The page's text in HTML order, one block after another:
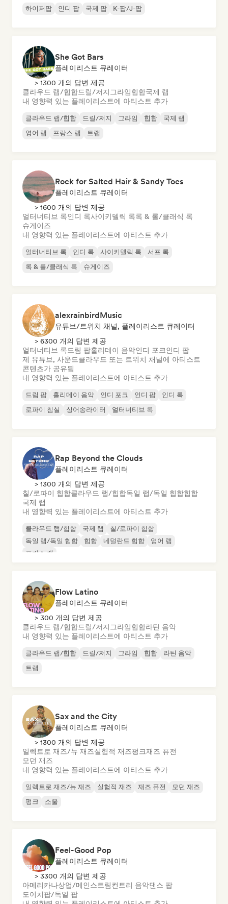
하이퍼팝
인디 팝 국제 팝 K-팝/J-팝
She Got Bars
플레이리스트 큐레이터
> 1300 개의 답변 제공
클라우드 랩/힙합드릴/저지 그라임힙합국제 랩
내 영향력 있는 플레이리스트에 아티스트 추가
클라우드 랩/힙합 드릴/저지 그라임 힙합
국제 랩
영어 랩
프랑스 랩 트랩
Rock for Salted Hair & Sandy Toes
플레이리스트 큐레이터
> 1600 개의 답변 제공
얼터너티브 록인디 록사이키델릭 록록 & 롤/클래식 록
슈게이즈
내 영향력 있는 플레이리스트에 아티스트 추가
얼터너티브 록 인디 록 사이키델릭 록
서프 록
록 & 롤/클래식 록
슈게이즈
alexrainbirdMusic
유튜브/트위치 채널, 플레이리스트 큐레이터
> 6300 개의 답변 제공
얼터너티브 록드림 팝홀리데이 음악인디 포크인디 팝
제 유튜브, 사운드클라우드 또는 트위치 채널에 아티스트
콘텐츠가 공유됨
내 영향력 있는 플레이리스트에 아티스트 추가
드림 팝 홀리데이 음악 인디 포크 인디 팝
인디 록
로파이 침실
싱어송라이터 얼터너티브 록
Rap Beyond the Clouds
플레이리스트 큐레이터
> 1300 개의 답변 제공
칠/로파이 힙합클라우드 랩/힙합독일 랩/독일 힙합힙합
국제 랩
내 영향력 있는 플레이리스트에 아티스트 추가
클라우드 랩/힙합 국제 랩
칠/로파이 힙합
독일 랩/독일 힙합
힙합 네덜란드 힙합
영어 랩
프랑스 랩
Flow Latino
플레이리스트 큐레이터
> 300 개의 답변 제공
클라우드 랩/힙합드릴/저지 그라임힙합라틴 음악
내 영향력 있는 플레이리스트에 아티스트 추가
클라우드 랩/힙합 드릴/저지 그라임 힙합
라틴 음악
트랩
Sax and the City
플레이리스트 큐레이터
> 1300 개의 답변 제공
일렉트로 재즈/뉴 재즈실험적 재즈펑크재즈 퓨전
모던 재즈
내 영향력 있는 플레이리스트에 아티스트 추가
일렉트로 재즈/뉴 재즈 실험적 재즈 재즈 퓨전
모던 재즈
펑크
소울
Feel-Good Pop
플레이리스트 큐레이터
> 3300 개의 답변 제공
아메리카나상업/메인스트림컨트리 음악댄스 팝
도이치팝/독일 팝